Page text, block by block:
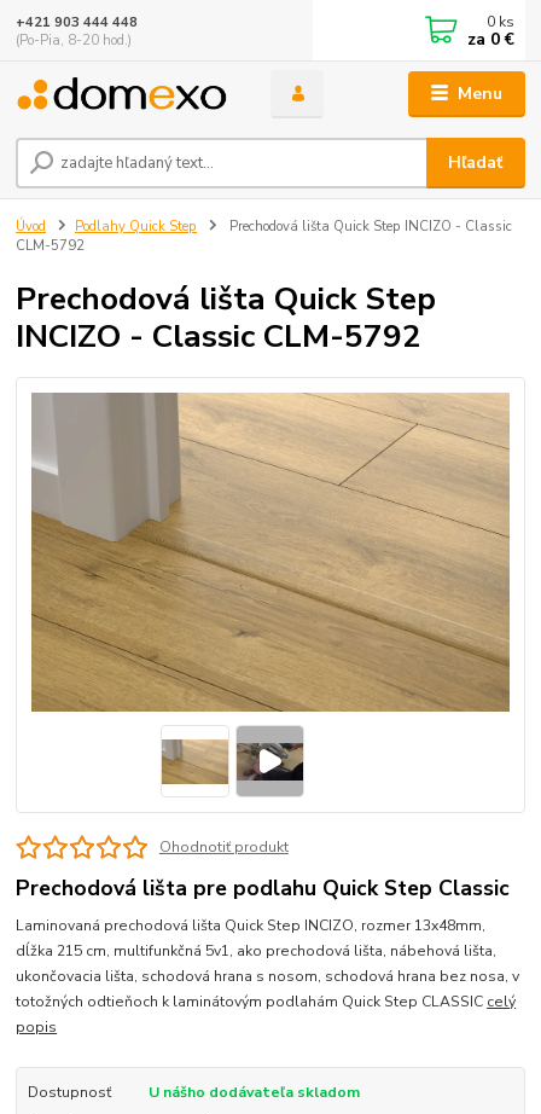
Menu
Hľadať
+421 903 444 448
(Po-Pia, 8-20 hod.)
0 ks
za 0 €
Úvod Podlahy Quick Step
Prechodová lišta Quick Step INCIZO - Classic
CLM-5792
Prechodová lišta Quick Step
INCIZO - Classic CLM-5792
Ohodnotiť produkt
Prechodová lišta pre podlahu Quick Step Classic
Laminovaná prechodová lišta Quick Step INCIZO, rozmer 13x48mm,
dĺžka 215 cm, multifunkčná 5v1, ako prechodová lišta, nábehová lišta,
ukončovacia lišta, schodová hrana s nosom, schodová hrana bez nosa, v
totožných odtieňoch k laminátovým podlahám Quick Step CLASSIC celý
popis
Dostupnosť
U nášho dodávateľa skladom